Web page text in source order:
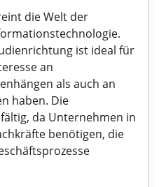
die Welt der
ist ideal für
an
als auch an
haben. Die
da Unternehmen in
benötigen, die